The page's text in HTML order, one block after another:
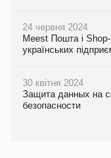
24 червня 2024
Meest Пошта і
українських
30 квітня 2024
Защита данных на
безопасности